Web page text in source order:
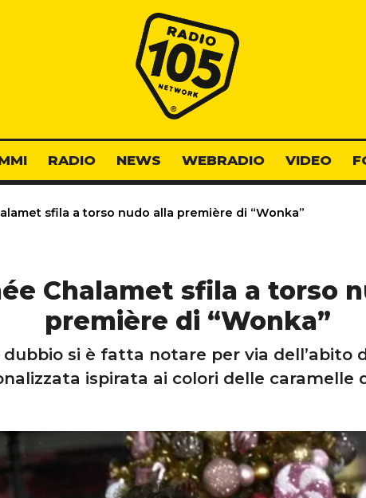
Radio 105
RADIO NEWS WEBRADIO VIDEO
sfila a torso nudo alla première di “Wonka”
Chalamet sfila a torso
première di “Wonka”
dubbio si è fatta notare per via dell’abito
ispirata ai colori delle caramelle